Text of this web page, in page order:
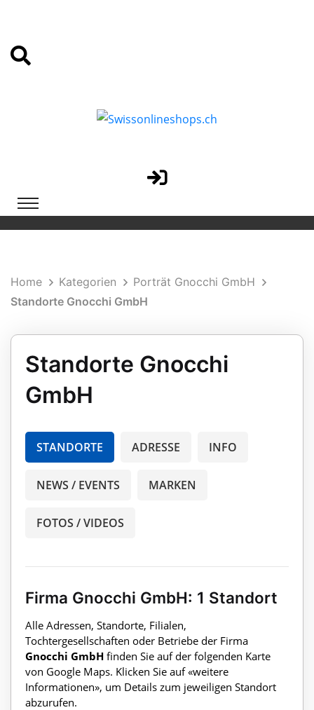
Home Kategorien
Porträt Gnocchi GmbH
Standorte Gnocchi GmbH
Standorte Gnocchi
GmbH
STANDORTE ADRESSE INFO
NEWS / EVENTS MARKEN
FOTOS / VIDEOS
Firma Gnocchi GmbH: 1 Standort
Alle Adressen, Standorte, Filialen,
Tochtergesellschaften oder Betriebe der Firma
Gnocchi GmbH finden Sie auf der folgenden Karte
von Google Maps. Klicken Sie auf «weitere
Informationen», um Details zum jeweiligen Standort
abzurufen.